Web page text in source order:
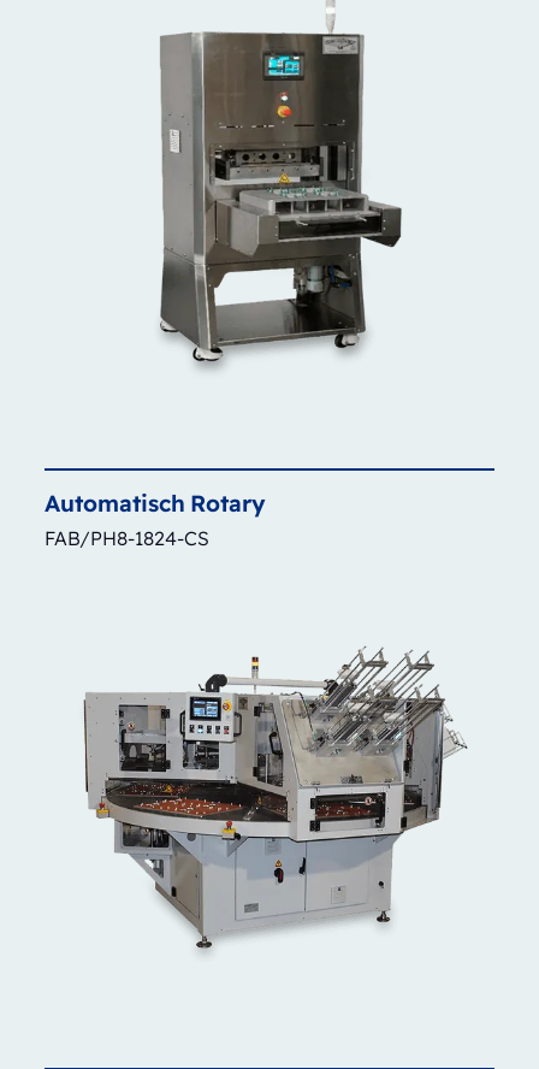
Automatisch Rotary
FAB/PH8-1824-CS